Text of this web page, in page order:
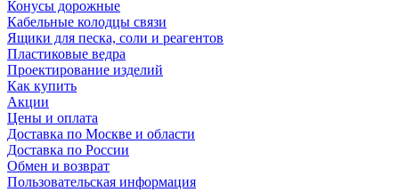
Конусы дорожные
Кабельные колодцы связи
Ящики для песка, соли и реагентов
Пластиковые ведра
Проектирование изделий
Как купить
Акции
Цены и оплата
Доставка по Москве и области
Доставка по России
Обмен и возврат
Пользовательская информация